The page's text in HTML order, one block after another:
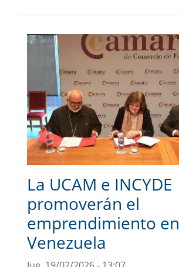
La UCAM e INCYDE
promoverán el
emprendimiento en
Venezuela